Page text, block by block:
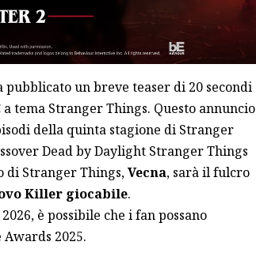
pubblicatoun breve teaser di 20 secondi
tema Stranger Things. Questo annuncio
della quinta stagione di Stranger
Dead by Daylight Stranger Things
di Stranger Things,Vecna, sarà il fulcro
Killer giocabile.
è possibile che i fan possano
2025.